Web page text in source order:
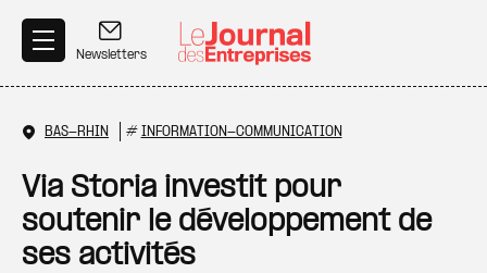
Newsletters
BAS-RHIN # INFORMATION-COMMUNICATION
Via Storia investit pour
soutenir le développement de
ses activités